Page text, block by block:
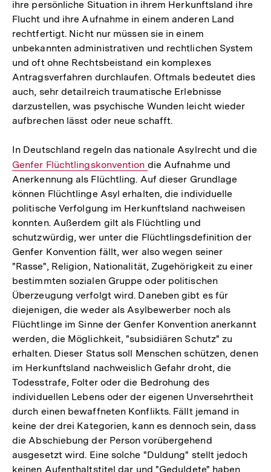
ihre persönliche Situation in ihrem Herkunftsland ihre
Flucht und ihre Aufnahme in einem anderen Land
rechtfertigt. Nicht nur müssen sie in einem
unbekannten administrativen und rechtlichen System
und oft ohne Rechtsbeistand ein komplexes
Antragsverfahren durchlaufen. Oftmals bedeutet dies
auch, sehr detailreich traumatische Erlebnisse
darzustellen, was psychische Wunden leicht wieder
aufbrechen lässt oder neue schafft.
In Deutschland regeln das nationale Asylrecht und die
Interner
Link:
Genfer Flüchtlingskonvention die Aufnahme und
Anerkennung als Flüchtling. Auf dieser Grundlage
können Flüchtlinge Asyl erhalten, die individuelle
politische Verfolgung im Herkunftsland nachweisen
konnten. Außerdem gilt als Flüchtling und
schutzwürdig, wer unter die Flüchtlingsdefinition der
Genfer Konvention fällt, wer also wegen seiner
"Rasse", Religion, Nationalität, Zugehörigkeit zu einer
bestimmten sozialen Gruppe oder politischen
Überzeugung verfolgt wird. Daneben gibt es für
diejenigen, die weder als Asylbewerber noch als
Flüchtlinge im Sinne der Genfer Konvention anerkannt
werden, die Möglichkeit, "subsidiären Schutz" zu
erhalten. Dieser Status soll Menschen schützen, denen
im Herkunftsland nachweislich Gefahr droht, die
Todesstrafe, Folter oder die Bedrohung des
individuellen Lebens oder der eigenen Unversehrtheit
durch einen bewaffneten Konflikts. Fällt jemand in
keine der drei Kategorien, kann es dennoch sein, dass
die Abschiebung der Person vorübergehend
ausgesetzt wird. Eine solche "Duldung" stellt jedoch
keinen Aufenthaltstitel dar und "Geduldete" haben